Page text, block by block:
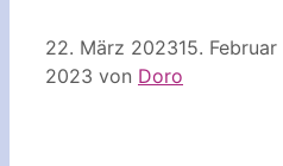
22. März 202315. Februar
2023 von Doro